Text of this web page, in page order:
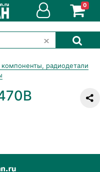
0
радиодетали